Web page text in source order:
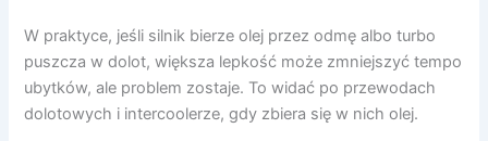
W praktyce, jeśli silnik bierze olej przez odmę albo turbo
puszcza w dolot, większa lepkość może zmniejszyć tempo
ubytków, ale problem zostaje. To widać po przewodach
dolotowych i intercoolerze, gdy zbiera się w nich olej.